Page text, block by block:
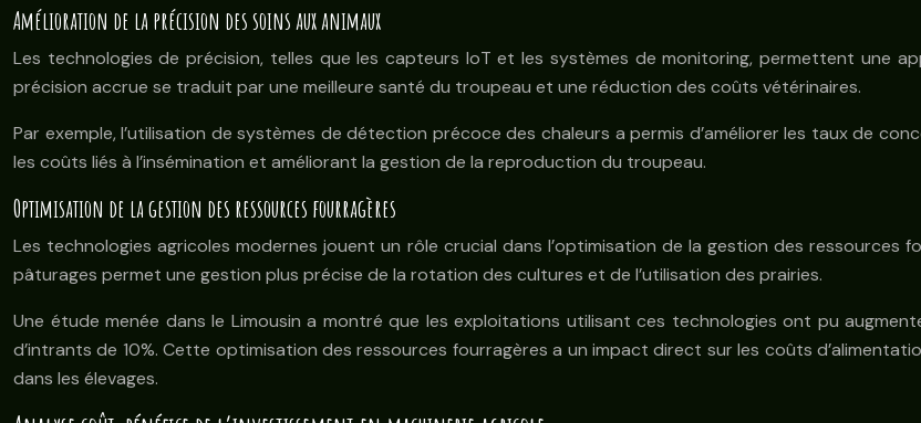
Amélioration de la précision des soins aux animaux
Les technologies de précision, telles que les capteurs IoT et les systèmes de monitoring, permettent une
précision accrue se traduit par une meilleure santé du troupeau et une réduction des coûts vétérinaires.
Par exemple, l’utilisation de systèmes de détection précoce des chaleurs a permis d’améliorer les taux de
les coûts liés à l’insémination et améliorant la gestion de la reproduction du troupeau.
Optimisation de la gestion des ressources fourragères
Les technologies agricoles modernes jouent un rôle crucial dans l’optimisation de la gestion des ressources
pâturages permet une gestion plus précise de la rotation des cultures et de l’utilisation des prairies.
Une étude menée dans le Limousin a montré que les exploitations utilisant ces technologies ont pu
d’intrants de 10%. Cette optimisation des ressources fourragères a un impact direct sur les coûts
dans les élevages.